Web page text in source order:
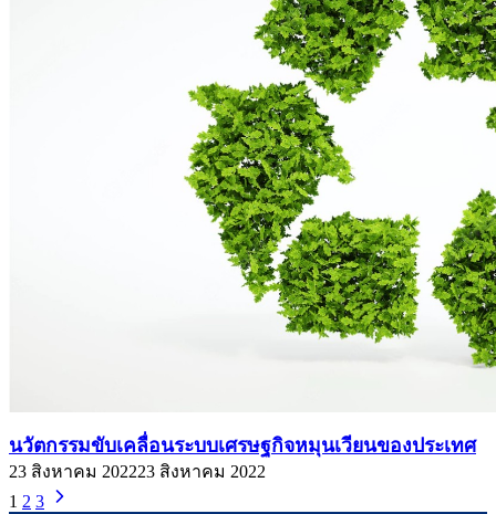
นวัตกรรมขับเคลื่อนระบบเศรษฐกิจหมุนเวียนของประเทศ
23 สิงหาคม 202223 สิงหาคม 2022
1 2 3